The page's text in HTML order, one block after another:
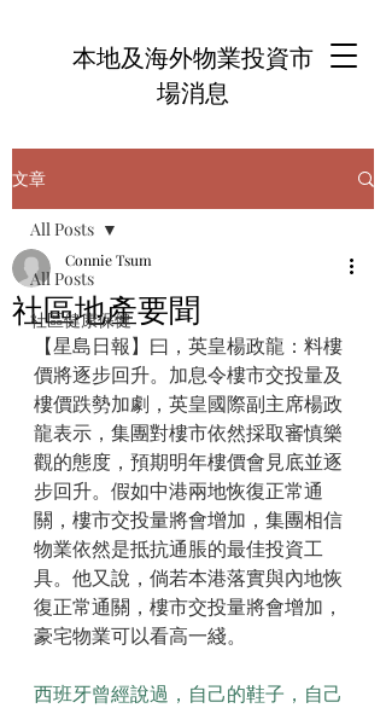
本地及海外物業投資市
場消息
文章
All Posts
社區健康保健
All Posts
社區地產要聞
Connie Tsum
【星島日報】曰，英皇楊政龍：料樓
價將逐步回升。加息令樓市交投量及
樓價跌勢加劇，英皇國際副主席楊政
龍表示，集團對樓市依然採取審慎樂
觀的態度，預期明年樓價會見底並逐
步回升。假如中港兩地恢復正常通
關，樓市交投量將會增加，集團相信
物業依然是抵抗通脹的最佳投資工
具。他又說，倘若本港落實與內地恢
復正常通關，樓市交投量將會增加，
豪宅物業可以看高一綫。
西班牙曾經說過，自己的鞋子，自己